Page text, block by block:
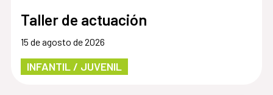
Taller de actuación
15 de agosto de 2026
INFANTIL / JUVENIL